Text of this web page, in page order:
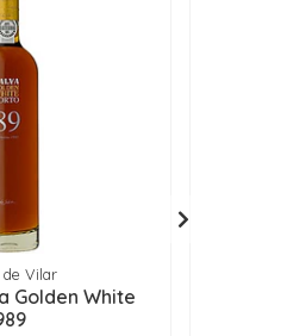
de Vilar
Golden White